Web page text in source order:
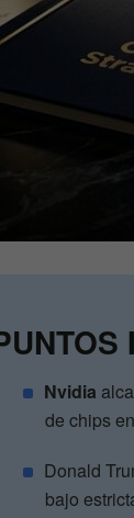
Nvidia
de chips
Donald
bajo